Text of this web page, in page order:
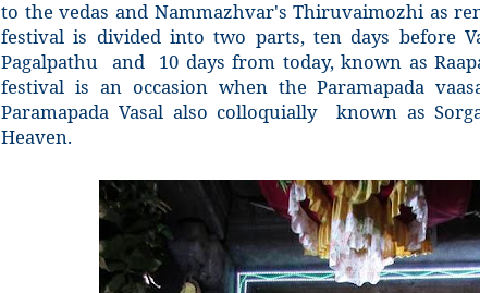
to the vedas and Nammazhvar's Thiruvaimozhi as
festival is divided into two parts, ten days before
Pagalpathu and 10 days from today, known as
festival is an occasion when the Paramapada
Paramapada Vasal also colloquially known as
Heaven.